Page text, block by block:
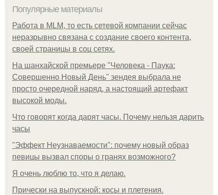
Популярные материалы
Работа в MLM, то есть сетевой компании сейчас
неразрывно связана с создание своего контента,
своей страницы в соц сетях.
На шанхайской премьере "Человека - Паука:
Совершенно Новый День" зендея выбрала не
просто очередной наряд, а настоящий артефакт
высокой моды.
Что говорят когда дарят часы. Почему нельзя дарить
часы
"Эффект Неузнаваемости": почему новый образ
певицы вызвал споры о гранях возможного?
Я очень люблю то, что я делаю.
Прически на выпускной: косы и плетения.